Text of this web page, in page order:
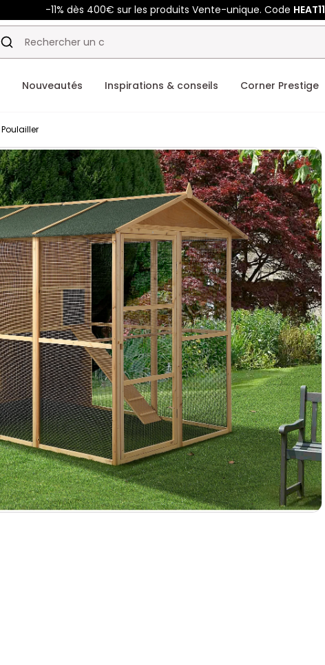
-11% dès 400€ sur les produits Vente-unique. Code HEAT11
Nouveautés Inspirations & conseils Corner Prestige
Poulailler